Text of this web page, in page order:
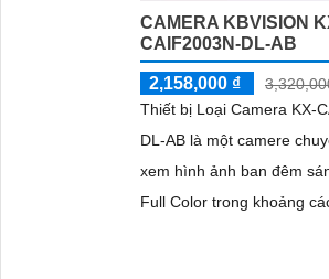
CAMERA KBVISION
CAIF2003N-DL-AB
2,158,000 ₫
Thiết bị Loại Camera KX-
DL-AB là một camere
xem hình ảnh ban đêm
Full Color trong khoảng cách